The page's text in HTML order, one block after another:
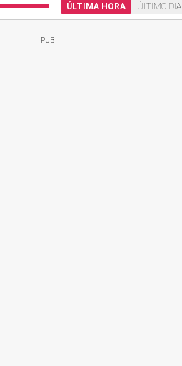
ÚLTIMA HORA ÚLTIMO DIA